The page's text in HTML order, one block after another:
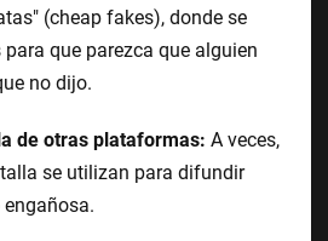
(cheap fakes), donde se
que parezca que alguien
no dijo.
de otras plataformas: A veces,
se utilizan para difundir